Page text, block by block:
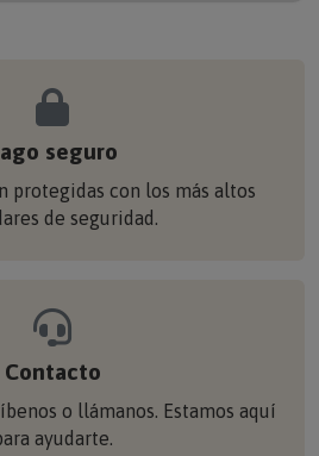
seguro
protegidas con los más altos
de seguridad.
Contacto
o llámanos. Estamos aquí
ayudarte.